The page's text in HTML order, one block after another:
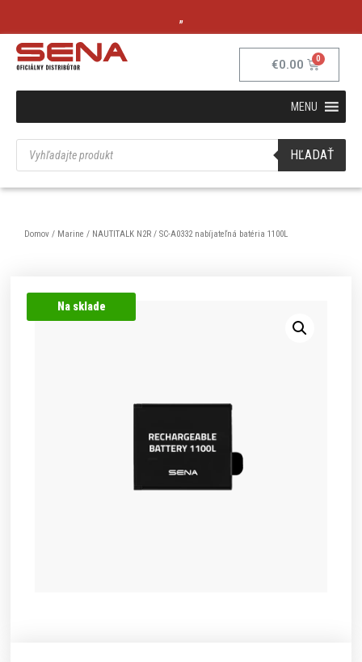
„
€0.00
MENU
HĽADAŤ
Domov / Marine / NAUTITALK N2R / SC-A0332 nabíjateľná batéria 1100L
Na sklade